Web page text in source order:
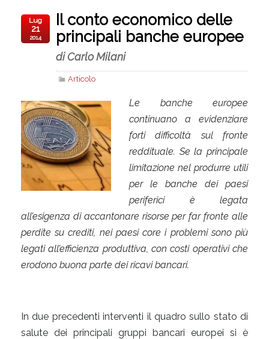
Il conto economico delle
principali banche europee
di Carlo Milani
Articolo
Lug
21
2014
Le banche europee
continuano a evidenziare
forti difficoltà sul fronte
reddituale. Se la principale
limitazione nel produrre utili
per le banche dei paesi
periferici è legata
all’esigenza di accantonare risorse per far fronte alle
perdite su crediti, nei paesi core i problemi sono più
legati all’efficienza produttiva, con costi operativi che
erodono buona parte dei ricavi bancari.
In due precedenti interventi il quadro sullo stato di
salute dei principali gruppi bancari europei si è